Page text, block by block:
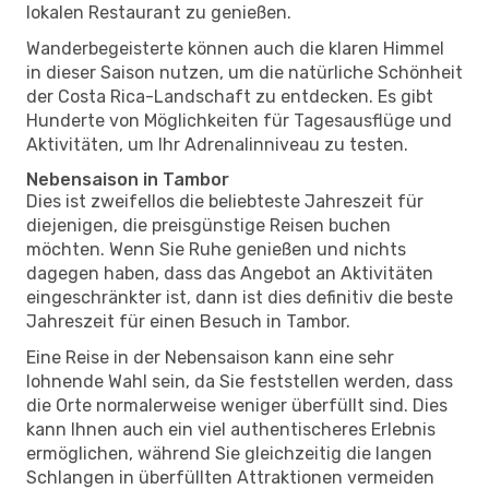
lokalen Restaurant zu genießen.
Wanderbegeisterte können auch die klaren Himmel
in dieser Saison nutzen, um die natürliche Schönheit
der Costa Rica-Landschaft zu entdecken. Es gibt
Hunderte von Möglichkeiten für Tagesausflüge und
Aktivitäten, um Ihr Adrenalinniveau zu testen.
Nebensaison in Tambor
Dies ist zweifellos die beliebteste Jahreszeit für
diejenigen, die preisgünstige Reisen buchen
möchten. Wenn Sie Ruhe genießen und nichts
dagegen haben, dass das Angebot an Aktivitäten
eingeschränkter ist, dann ist dies definitiv die beste
Jahreszeit für einen Besuch in Tambor.
Eine Reise in der Nebensaison kann eine sehr
lohnende Wahl sein, da Sie feststellen werden, dass
die Orte normalerweise weniger überfüllt sind. Dies
kann Ihnen auch ein viel authentischeres Erlebnis
ermöglichen, während Sie gleichzeitig die langen
Schlangen in überfüllten Attraktionen vermeiden